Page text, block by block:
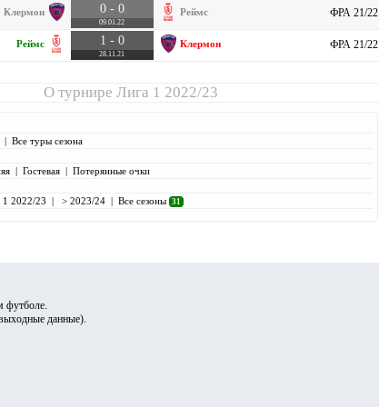
Клермон 0 - 0
09.01.22
Реймс ФРА 21/22
Реймс 1 - 0
28.11.21
Клермон ФРА 21/22
О турнире Лига 1 2022/23
Все туры сезона
| Гостевая| Потерянные очки
1 2022/23 | > 2023/24| Все сезоны 31
футболе.
данные).